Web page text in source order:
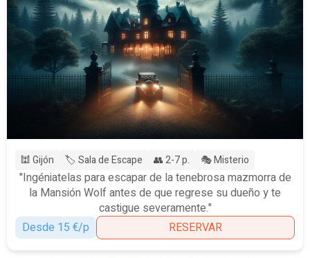
🕍 Gijón 🏷️ Sala de Escape 👥 2-7 p. 🎭 Misterio
"Ingéniatelas para escapar de la tenebrosa mazmorra de
la Mansión Wolf antes de que regrese su dueño y te
castigue severamente."
Desde 15 €/p
RESERVAR